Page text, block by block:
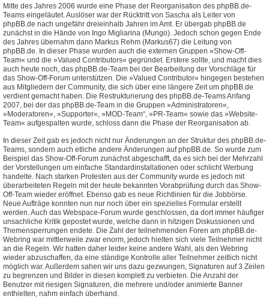
Mitte des Jahres 2006 wurde eine Phase der Reorganisation des phpBB.de-
Teams eingeläutet. Auslöser war der Rücktritt von Sascha als Leiter von
phpBB.de nach ungefähr dreieinhalb Jahren im Amt. Er übergab phpBB.de
zunächst in die Hände von Ingo Migliarina (Mungo). Jedoch schon gegen Ende
des Jahres übernahm dann Markus Rehm (Markus67) die Leitung von
phpBB.de. In dieser Phase wurden auch die externen Gruppen »Show-Off-
Team« und die »Valued Contributors« gegründet. Erstere sollte, und macht dies
auch heute noch, das phpBB.de-Team bei der Bearbeitung der Vorschläge für
das Show-Off-Forum unterstützen. Die »Valued Contributor« hingegen bestehen
aus Mitgliedern der Community, die sich über eine längere Zeit um phpBB.de
verdient gemacht haben. Die Restrukturierung des phpBB.de-Teams Anfang
2007, bei der das phpBB.de-Team in die Gruppen »Administratoren«,
»Moderatoren«, »Supporter«, »MOD-Team“, »PR-Team« sowie das »Website-
Team« aufgespalten wurde, schloss dann die Phase der Reorganisation ab.
In dieser Zeit gab es jedoch nicht nur Änderungen an der Struktur des phpBB.de-
Teams, sondern auch etliche andere Änderungen auf phpBB.de. So wurde zum
Beispiel das Show-Off-Forum zunächst abgeschafft, da es sich bei der Mehrzahl
der Vorstellungen um einfache Standardinstallationen oder schlicht Werbung
handelte. Nach starken Protesten aus der Community wurde es jedoch mit
überarbeiteten Regeln mit der heute bekannten Vorabprüfung durch das Show-
Off-Team wieder eröffnet. Ebenso gab es neue Richtlinien für die Jobbörse.
Neue Aufträge konnten nun nur noch über ein spezielles Formular erstellt
werden. Auch das Webspace-Forum wurde geschlossen, da dort immer häufiger
unsachliche Kritik gepostet wurde, welche dann in hitzigen Diskussionen und
Themensperrungen endete. Die Zahl der teilnehmenden Foren am phpBB.de-
Webring war mittlerweile zwar enorm, jedoch hielten sich viele Teilnehmer nicht
an die Regeln. Wir hatten daher leider keine andere Wahl, als den Webring
wieder abzuschaffen, da eine ständige Kontrolle aller Teilnehmer zeitlich nicht
möglich war. Außerdem sahen wir uns dazu gezwungen, Signaturen auf 3 Zeilen
zu begrenzen und Bilder in diesen komplett zu verbieten. Die Anzahl der
Benutzer mit riesigen Signaturen, die mehrere und/oder animierte Banner
enthielten, nahm einfach überhand.